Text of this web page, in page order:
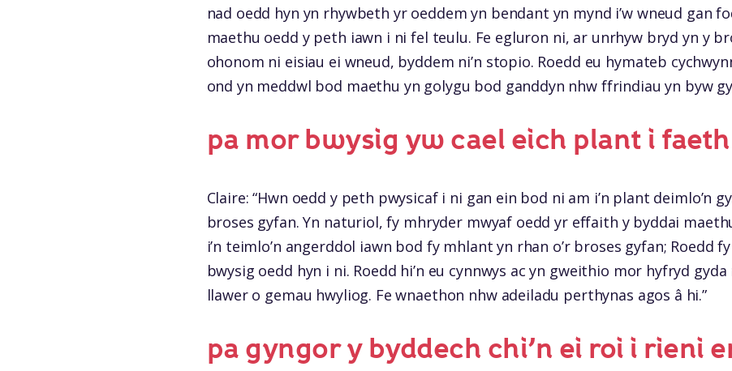
nad oedd hyn yn rhywbeth yr oeddem yn bendant yn mynd i’w wneud gan
maethu oedd y peth iawn i ni fel teulu. Fe egluron ni, ar unrhyw bryd yn y
ohonom ni eisiau ei wneud, byddem ni’n stopio. Roedd eu hymateb
ond yn meddwl bod maethu yn golygu bod ganddyn nhw ffrindiau yn byw
pa mor bwysig yw cael eich plant i
Claire: “Hwn oedd y peth pwysicaf i ni gan ein bod ni am i’n plant deimlo’n
broses gyfan. Yn naturiol, fy mhryder mwyaf oedd yr effaith y byddai
i’n teimlo’n angerddol iawn bod fy mhlant yn rhan o’r broses gyfan; Roedd
bwysig oedd hyn i ni. Roedd hi’n eu cynnwys ac yn gweithio mor hyfryd
llawer o gemau hwyliog. Fe wnaethon nhw adeiladu perthynas agos â hi.”
pa gyngor y byddech chi’n ei roi i rieni